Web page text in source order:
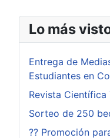
Lo más
Entrega de
Estudiantes en
Revista Científica
Sorteo de 250
?? Promoción